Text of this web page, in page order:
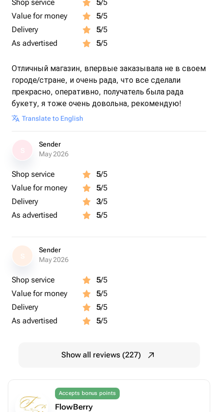
Shop service 5/5
Value for money
5/5
Delivery
5/5
As advertised
5/5
Отличный магазин, впервые заказывала не в своем
городе/стране, и очень рада, что все сделали
прекрасно, оперативно, получатель была рада
букету, я тоже очень довольна, рекомендую!
Translate to English
Sender
May 2026
Shop service 5/5
Value for money
5/5
Delivery
3/5
As advertised
5/5
S
Sender
May 2026
Shop service 5/5
Value for money
5/5
Delivery
5/5
As advertised
5/5
Show all reviews (227)
Accepts bonus points
FlowBerry